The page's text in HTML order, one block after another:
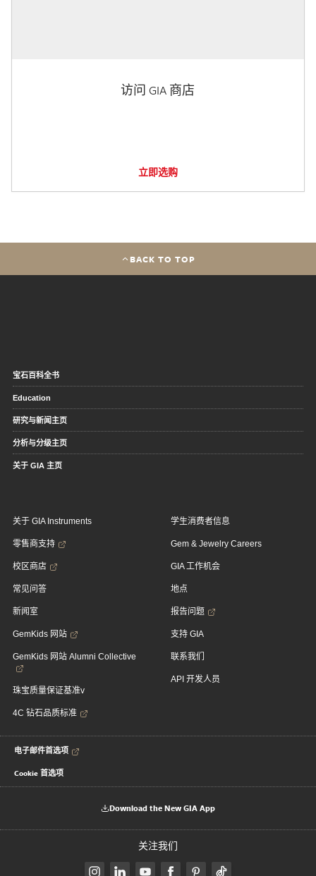
访问 GIA 商店
立即选购
BACK TO TOP
宝石百科全书
Education
研究与新闻主页
分析与分级主页
关于 GIA 主页
关于 GIA Instruments
零售商支持
校区商店
常见问答
新闻室
GemKids 网站
GemKids 网站 Alumni Collective
珠宝质量保证基准v
4C 钻石品质标准
学生消费者信息
Gem & Jewelry Careers
GIA 工作机会
地点
报告问题
支持 GIA
联系我们
API 开发人员
电子邮件首选项
Cookie 首选项
Download the New GIA App
关注我们